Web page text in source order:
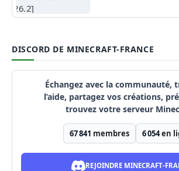
DISCORD DE MINECRAFT-FRANCE
Échangez avec la communauté,
l’aide, partagez vos créations,
trouvez votre serveur
67 841 membres 6 054en
REJOINDRE MINECRAFT-